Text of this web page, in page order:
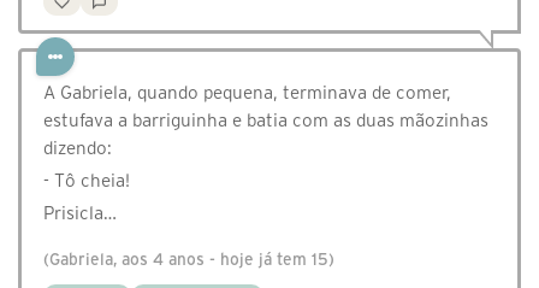
A Gabriela, quando pequena, terminava de comer,
estufava a barriguinha e batia com as duas mãozinhas
dizendo:
- Tô cheia!
Prisicla…
(Gabriela, aos 4 anos - hoje já tem 15)